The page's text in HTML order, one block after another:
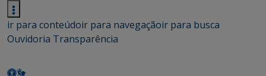
ir para conteúdoir para navegaçãoir para busca
Ouvidoria Transparência